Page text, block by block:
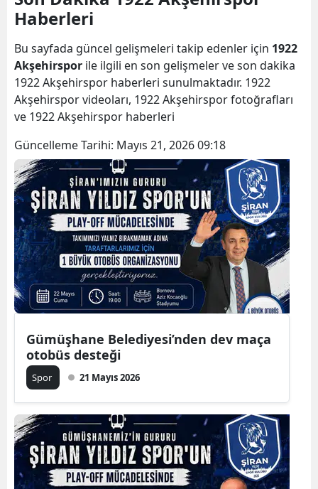
Bingöl
Bitlis
Bolu
Bursa
Çanakkale
Çankırı
Çorum
Denizli
Diyarbakır
Edirne
Erzurum
Eskişehir
Gaziantep
Haberleri
Bu sayfada güncel gelişmeleri takip edenler için 1922
Akşehirspor ile ilgili en son gelişmeler ve son dakika
1922 Akşehirspor haberleri sunulmaktadır. 1922
Akşehirspor videoları, 1922 Akşehirspor fotoğrafları
ve 1922 Akşehirspor haberleri
Güncelleme Tarihi: Mayıs 21, 2026 09:18
Gümüşhane Belediyesi’nden dev maça
otobüs desteği
Spor 21 Mayıs 2026